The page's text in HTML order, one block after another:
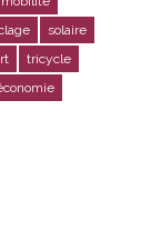
solaire
tricycle